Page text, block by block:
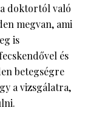
doktortól való
megvan, ami
is
és
betegségre
a vizsgálatra,